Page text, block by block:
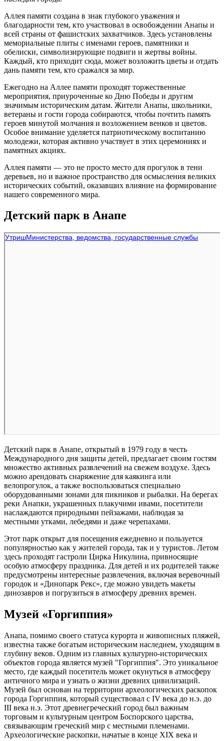
Аллея памяти создана в знак глубокого уважения и
благодарности тем, кто участвовал в освобождении Анапы и
всей страны от фашистских захватчиков. Здесь установлены
мемориальные плиты с именами героев, памятники и
обелиски, символизирующие подвиги и жертвы войны.
Каждый, кто приходит сюда, может возложить цветы и отдать
дань памяти тем, кто сражался за мир.
Ежегодно на Аллее памяти проходят торжественные
мероприятия, приуроченные ко Дню Победы и другим
значимым историческим датам. Жители Анапы, школьники,
ветераны и гости города собираются, чтобы почтить память
героев минутой молчания и возложением венков и цветов.
Особое внимание уделяется патриотическому воспитанию
молодежи, которая активно участвует в этих церемониях и
памятных акциях.
Аллея памяти — это не просто место для прогулок в тени
деревьев, но и важное пространство для осмысления великих
исторических событий, оказавших влияние на формирование
нашего современного мира.
Детский парк в Анапе
Яндекс Карты
Заповедник Утриш — Яндекс Карты
Детский парк в Анапе, открытый в 1979 году в честь
Международного дня защиты детей, предлагает своим гостям
множество активных развлечений на свежем воздухе. Здесь
можно арендовать снаряжение для каякинга или
велопрогулок, а также воспользоваться специально
оборудованными зонами для пикников и рыбалки. На берегах
реки Анапки, украшенных плакучими ивами, посетители
наслаждаются природными пейзажами, наблюдая за
местными утками, лебедями и даже черепахами.
Этот парк открыт для посещения ежедневно и пользуется
популярностью как у жителей города, так и у туристов. Летом
здесь проходят гастроли Цирка Никулина, привносящие
особую атмосферу праздника. Для детей и их родителей также
предусмотрены интересные развлечения, включая веревочный
городок и «Динопарк Рекс», где можно увидеть макеты
динозавров и погрузиться в атмосферу древних времен.
Музей «Горгиппия»
Анапа, помимо своего статуса курорта и живописных пляжей,
известна также богатым историческим наследием, уходящим в
глубину веков. Одним из главных культурно-исторических
объектов города является музей "Горгиппия". Это уникальное
место, где каждый посетитель может окунуться в атмосферу
античного мира и узнать о жизни древних цивилизаций.
Музей был основан на территории археологических раскопок
города Горгиппия, который существовал с IV века до н.э. до
III века н.э. Этот древнегреческий город был важным
торговым и культурным центром Боспорского царства,
связывающим греческий мир с местными племенами.
Археологические раскопки, начатые в конце XIX века и